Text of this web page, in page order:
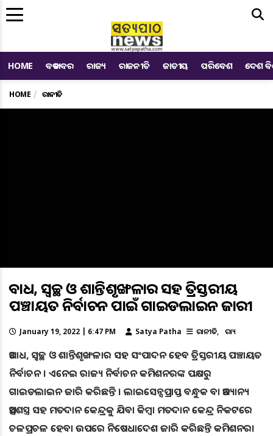
HOME ବଡ ଖବର ରାଜ୍ୟ ରାଜନୀତି ଜାତୀୟ ପରିବେଶ ଦେଶ
HOME ରାଜନୀତି
ଅବାଧ, ସ୍ବଚ୍ଛ ଓ ଶାନ୍ତିଶୃଙ୍ଖଳାର ସହ ତ୍ରିସ୍ତରୀୟ
ପଞ୍ଚାୟତ ନିର୍ବାଚନ ପାଇଁ ଗାଇଡଲାଇନ ଜାରୀ
January 19, 2022 | 6:47 PM Satya Patha ରାଜନୀତି ରାଜ୍ୟ
ଅବାଧ, ସ୍ବଚ୍ଛ ଓ ଶାନ୍ତିଶୃଙ୍ଖଳାର ସହ ସଂପାଦନ ହେବ ତ୍ରିସ୍ତରୀୟ ପଞ୍ଚାୟତ
ନିର୍ବାଚନ । ଏନେଇ ରାଜ୍ୟ ନିର୍ବାଚନ କମିଶନରଙ୍କ ପକ୍ଷରୁ
ଗାଇଡଲାଇନ ଜାରି କରିଛନ୍ତି । ଲାଇସେନ୍ସପ୍ରାପ୍ତ ବନ୍ଧୁକ ବା ଅନ୍ୟାନ୍ୟ
ଅସ୍ତ୍ରଶସ୍ତ୍ର ସହ ମତଦାନ କେନ୍ଦ୍ରକୁ ଯିବା କିମ୍ବା ମତଦାନ କେନ୍ଦ୍ର ନିକଟରେ
ଚଳପ୍ରଚଳ ହେବା ଉପରେ ନିଷେଧାଦେଶ ଜାରି କରିଛନ୍ତି କମିଶନର।